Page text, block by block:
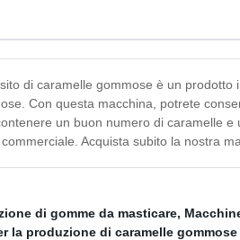
di caramelle gommose è un
Con questa macchina, potrete
un buon numero di caramelle
Acquista subito la nostra
di gomme da masticare,
la produzione di caramelle